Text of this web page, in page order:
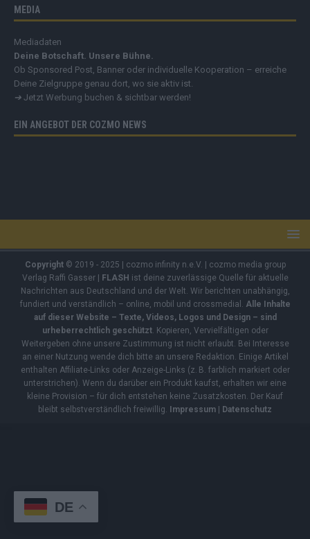
MEDIA
Mediadaten
Deine Botschaft. Unsere Bühne.
Ob Sponsored Post, Banner oder individuelle Kooperation – erreiche
Deine Zielgruppe genau dort, wo sie aktiv ist.
➔ Jetzt Werbung buchen & sichtbar werden!
EIN ANGEBOT DER COZMO NEWS
Copyright© 2019 - 2025 | cozmo infinity n.e.V. | cozmo media group
Verlag Raffi Gasser |
FLASH ist deine zuverlässige Quelle für aktuelle
Nachrichten aus Deutschland und der Welt. Wir berichten unabhängig,
fundiert und verständlich – online, mobil und crossmedial. Alle Inhalte
auf dieser Website – Texte, Videos, Logos und Design – sind
urheberrechtlich geschützt. Kopieren, Vervielfältigen oder
Weitergeben ohne unsere Zustimmung ist nicht erlaubt. Bei Interesse
an einer Nutzung wende dich bitte an unsere Redaktion. Einige Artikel
enthalten Affiliate-Links oder Anzeige-Links (z. B. farblich markiert oder
unterstrichen). Wenn du darüber ein Produkt kaufst, erhalten wir eine
kleine Provision – für dich entstehen keine Zusatzkosten. Der Kauf
bleibt selbstverständlich freiwillig.
Impressum Datenschutz
DE